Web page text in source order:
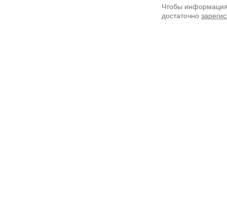
Чтобы
достаточно